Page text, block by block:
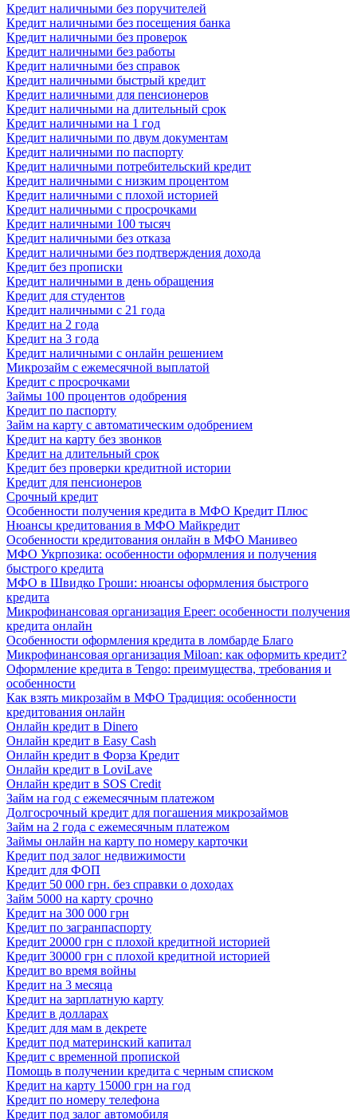
Кредит наличными без поручителей
Кредит наличными без посещения банка
Кредит наличными без проверок
Кредит наличными без работы
Кредит наличными без справок
Кредит наличными быстрый кредит
Кредит наличными для пенсионеров
Кредит наличными на длительный срок
Кредит наличными на 1 год
Кредит наличными по двум документам
Кредит наличными по паспорту
Кредит наличными потребительский кредит
Кредит наличными с низким процентом
Кредит наличными с плохой историей
Кредит наличными с просрочками
Кредит наличными 100 тысяч
Кредит наличными без отказа
Кредит наличными без подтверждения дохода
Кредит без прописки
Кредит наличными в день обращения
Кредит для студентов
Кредит наличными с 21 года
Кредит на 2 года
Кредит на 3 года
Кредит наличными с онлайн решением
Микрозайм с ежемесячной выплатой
Кредит с просрочками
Займы 100 процентов одобрения
Кредит по паспорту
Займ на карту с автоматическим одобрением
Кредит на карту без звонков
Кредит на длительный срок
Кредит без проверки кредитной истории
Кредит для пенсионеров
Срочный кредит
Особенности получения кредита в МФО Кредит Плюс
Нюансы кредитования в МФО Майкредит
Особенности кредитования онлайн в МФО Манивео
МФО Укрпозика: особенности оформления и получения
быстрого кредита
МФО в Швидко Гроши: нюансы оформления быстрого
кредита
Микрофинансовая организация Epeer: особенности получения
кредита онлайн
Особенности оформления кредита в ломбарде Благо
Микрофинансовая организация Miloan: как оформить кредит?
Оформление кредита в Tengo: преимущества, требования и
особенности
Как взять микрозайм в МФО Традиция: особенности
кредитования онлайн
Онлайн кредит в Dinero
Онлайн кредит в Easy Cash
Онлайн кредит в Форза Кредит
Онлайн кредит в LoviLave
Онлайн кредит в SOS Credit
Займ на год с ежемесячным платежом
Долгосрочный кредит для погашения микрозаймов
Займ на 2 года с ежемесячным платежом
Займы онлайн на карту по номеру карточки
Кредит под залог недвижимости
Кредит для ФОП
Кредит 50 000 грн. без справки о доходах
Займ 5000 на карту срочно
Кредит на 300 000 грн
Кредит по загранпаспорту
Кредит 20000 грн с плохой кредитной историей
Кредит 30000 грн с плохой кредитной историей
Кредит во время войны
Кредит на 3 месяца
Кредит на зарплатную карту
Кредит в долларах
Кредит для мам в декрете
Кредит под материнский капитал
Кредит с временной пропиской
Помощь в получении кредита с черным списком
Кредит на карту 15000 грн на год
Кредит по номеру телефона
Кредит под залог автомобиля